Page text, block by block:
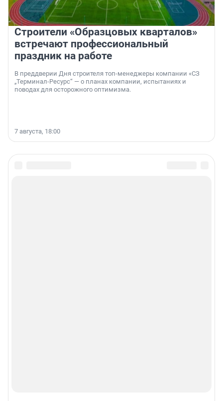
Строители «Образцовых кварталов»
встречают профессиональный
праздник на работе
В преддверии Дня строителя топ-менеджеры компании «СЗ
„Терминал-Ресурс“ — о планах компании, испытаниях и
поводах для осторожного оптимизма.
7 августа, 18:00